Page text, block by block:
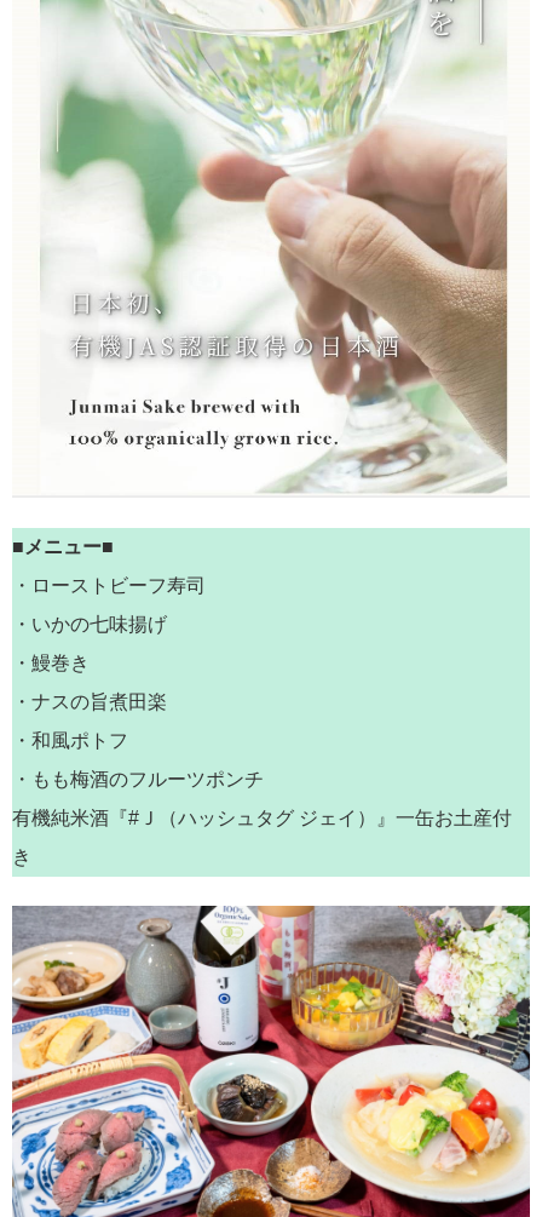
■メニュー■
・ローストビーフ寿司
・いかの七味揚げ
・鰻巻き
・ナスの旨煮田楽
・和風ポトフ
・もも梅酒のフルーツポンチ
有機純米酒『#Ｊ（ハッシュタグ ジェイ）』一缶お土産付
き